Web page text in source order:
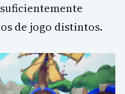
de jogo distintos.